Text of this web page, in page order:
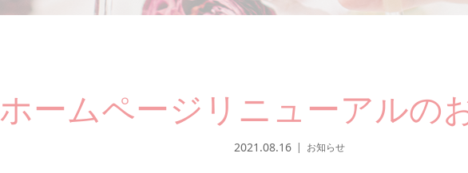
ホームページリニューアルの
2021.08.16 お知らせ